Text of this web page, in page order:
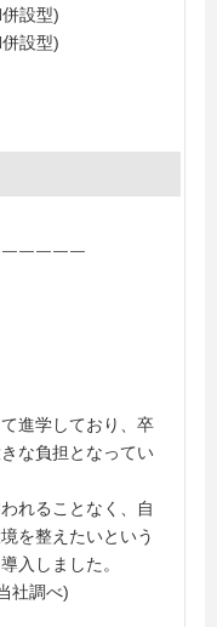
設型)
設型)
￣￣￣￣
進学しており、卒
な負担となってい
れることなく、自
を整えたいという
入しました。
社調べ)